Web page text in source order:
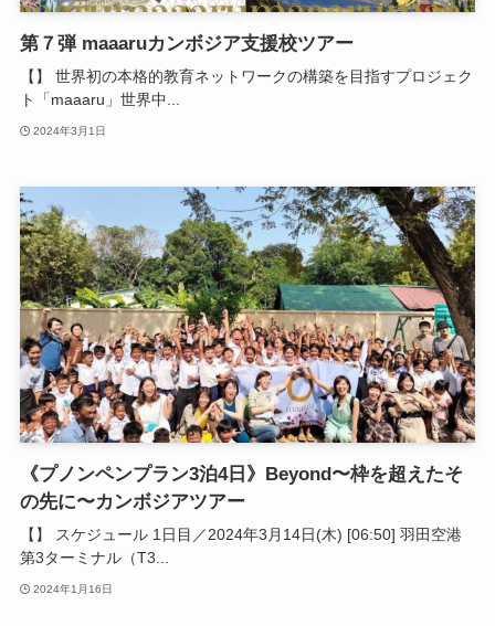
第７弾 maaaruカンボジア支援校ツアー
【】 世界初の本格的教育ネットワークの構築を目指すプロジェク
ト「maaaru」世界中...
2024年3月1日
《プノンペンプラン3泊4日》Beyond〜枠を超えたそ
の先に〜カンボジアツアー
【】 スケジュール 1日目／2024年3月14日(木) [06:50] 羽田空港
第3ターミナル（T3...
2024年1月16日